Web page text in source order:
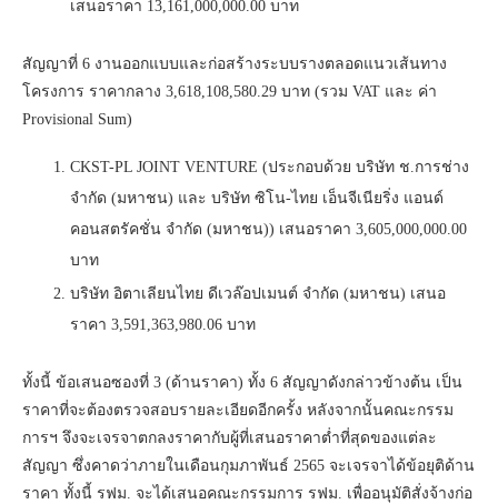
เสนอราคา 13,161,000,000.00 บาท
สัญญาที่ 6 งานออกแบบและก่อสร้างระบบรางตลอดแนวเส้นทาง
โครงการ ราคากลาง 3,618,108,580.29 บาท (รวม VAT และ ค่า
Provisional Sum)
CKST-PL JOINT VENTURE (ประกอบด้วย บริษัท ช.การช่าง
จำกัด (มหาชน) และ บริษัท ซิโน-ไทย เอ็นจีเนียริ่ง แอนด์
คอนสตรัคชั่น จำกัด (มหาชน)) เสนอราคา 3,605,000,000.00
บาท
บริษัท อิตาเลียนไทย ดีเวล๊อปเมนต์ จํากัด (มหาชน) เสนอ
ราคา 3,591,363,980.06 บาท
ทั้งนี้ ข้อเสนอซองที่ 3 (ด้านราคา) ทั้ง 6 สัญญาดังกล่าวข้างต้น เป็น
ราคาที่จะต้องตรวจสอบรายละเอียดอีกครั้ง หลังจากนั้นคณะกรรม
การฯ จึงจะเจรจาตกลงราคากับผู้ที่เสนอราคาต่ำที่สุดของแต่ละ
สัญญา ซึ่งคาดว่าภายในเดือนกุมภาพันธ์ 2565 จะเจรจาได้ข้อยุติด้าน
ราคา ทั้งนี้ รฟม. จะได้เสนอคณะกรรมการ รฟม. เพื่ออนุมัติสั่งจ้างก่อ